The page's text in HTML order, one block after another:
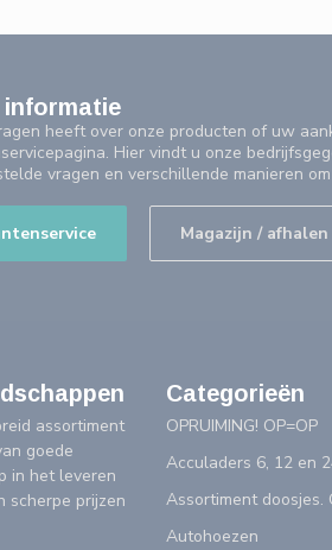
informatie
heeft over onze producten of uw
Hier vindt u onze
vragen en verschillende manieren
Magazijn / afhalen
assortiment
goede
in het leveren
scherpe prijzen
Categorieën
OPRUIMING! OP=OP
Acculaders 6, 12 en
Assortiment doosjes.
Autohoezen